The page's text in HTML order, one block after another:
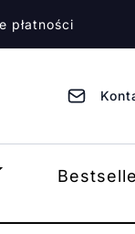
płatności